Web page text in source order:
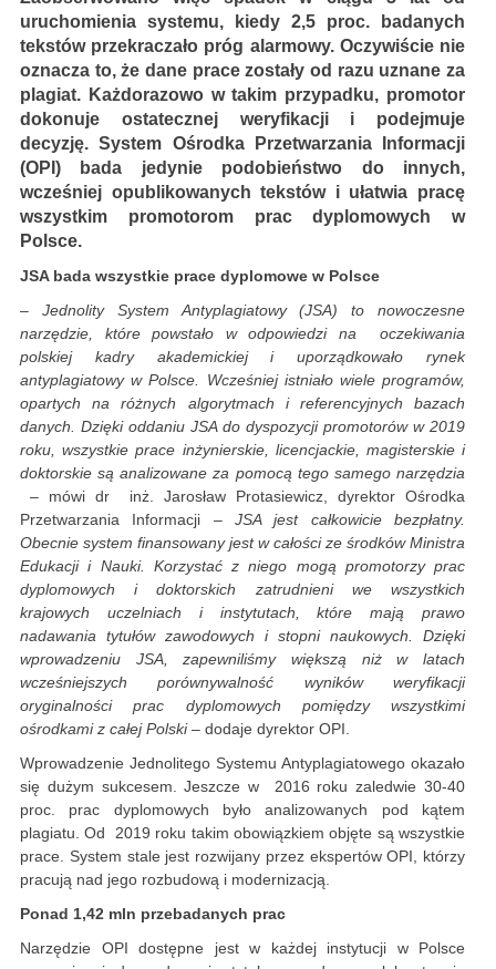
uruchomienia systemu, kiedy 2,5 proc. badanych
tekstów przekraczało próg alarmowy. Oczywiście nie
oznacza to, że dane prace zostały od razu uznane za
plagiat. Każdorazowo w takim przypadku, promotor
dokonuje ostatecznej weryfikacji i podejmuje
decyzję. System Ośrodka Przetwarzania Informacji
(OPI) bada jedynie podobieństwo do innych,
wcześniej opublikowanych tekstów i ułatwia pracę
wszystkim promotorom prac dyplomowych w
Polsce.
JSA bada wszystkie prace dyplomowe w Polsce
– Jednolity System Antyplagiatowy (JSA) to nowoczesne
narzędzie, które powstało w odpowiedzi na oczekiwania
polskiej kadry akademickiej i uporządkowało rynek
antyplagiatowy w Polsce. Wcześniej istniało wiele programów,
opartych na różnych algorytmach i referencyjnych bazach
danych. Dzięki oddaniu JSA do dyspozycji promotorów w 2019
roku, wszystkie prace inżynierskie, licencjackie, magisterskie i
doktorskie są analizowane za pomocą tego samego narzędzia
– mówi dr inż. Jarosław Protasiewicz, dyrektor Ośrodka
Przetwarzania Informacji – JSA jest całkowicie bezpłatny.
Obecnie system finansowany jest w całości ze środków Ministra
Edukacji i Nauki. Korzystać z niego mogą promotorzy prac
dyplomowych i doktorskich zatrudnieni we wszystkich
krajowych uczelniach i instytutach, które mają prawo
nadawania tytułów zawodowych i stopni naukowych. Dzięki
wprowadzeniu JSA, zapewniliśmy większą niż w latach
wcześniejszych porównywalność wyników weryfikacji
oryginalności prac dyplomowych pomiędzy wszystkimi
ośrodkami z całej Polski– dodaje dyrektor OPI.
Wprowadzenie Jednolitego Systemu Antyplagiatowego okazało
się dużym sukcesem. Jeszcze w 2016 roku zaledwie 30-40
proc. prac dyplomowych było analizowanych pod kątem
plagiatu. Od 2019 roku takim obowiązkiem objęte są wszystkie
prace. System stale jest rozwijany przez ekspertów OPI, którzy
pracują nad jego rozbudową i modernizacją.
Ponad 1,42 mln przebadanych prac
Narzędzie OPI dostępne jest w każdej instytucji w Polsce